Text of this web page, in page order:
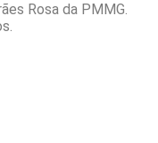
Rosa da PMMG.